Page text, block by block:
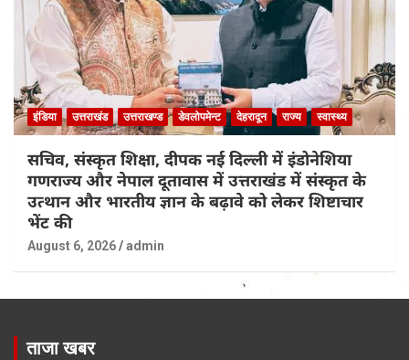
इंडिया उत्तराखंड उत्तराखण्ड डेवलोपमेन्ट देहरादून राज्य स्वास्थ्य
सचिव, संस्कृत शिक्षा, दीपक नई दिल्ली में इंडोनेशिया
गणराज्य और नेपाल दूतावास में उत्तराखंड में संस्कृत के
उत्थान और भारतीय ज्ञान के बढ़ावे को लेकर शिष्टाचार
भेंट की
August 6, 2026 admin
ताजा खबर